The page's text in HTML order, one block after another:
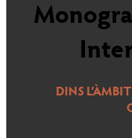
DINS